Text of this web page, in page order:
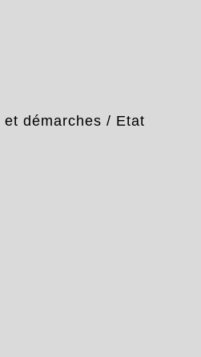
et démarches / Etat